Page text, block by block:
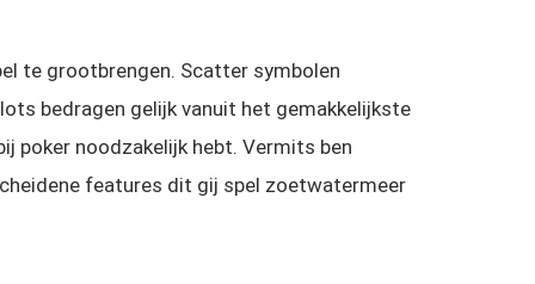
te grootbrengen. Scatter symbolen
bedragen gelijk vanuit het gemakkelijkste
poker noodzakelijk hebt. Vermits ben
features dit gij spel zoetwatermeer